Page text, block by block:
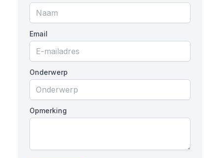
Email
Onderwerp
Opmerking